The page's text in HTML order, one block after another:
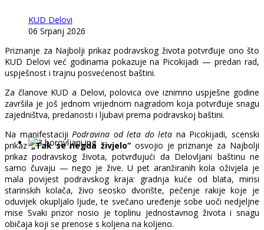
KUD Delovi
06 Srpanj 2026
Priznanje za Najbolji prikaz podravskog života potvrđuje ono što
KUD Delovi već godinama pokazuje na Picokijadi — predan rad,
uspješnost i trajnu posvećenost baštini.
Za članove KUD a Delovi, polovica ove iznimno uspješne godine
završila je još jednom vrijednom nagradom koja potvrđuje snagu
zajedništva, predanosti i ljubavi prema podravskoj baštini.
Na manifestaciji Podravina od leta do leta na Picokijadi, scenski
prikaz„Tak se negda živjelo“ osvojio je priznanje za Najbolji
prikaz podravskog života, potvrđujući da Delovljani baštinu ne
samo čuvaju — nego je žive. U pet aranžiranih kola oživjela je
mala povijest podravskog kraja: gradnja kuće od blata, mirisi
starinskih kolača, živo seosko dvorište, pečenje rakije koje je
oduvijek okupljalo ljude, te svečano uređenje sobe uoči nedjeljne
mise Svaki prizor nosio je toplinu jednostavnog života i snagu
običaja koji se prenose s koljena na koljeno.